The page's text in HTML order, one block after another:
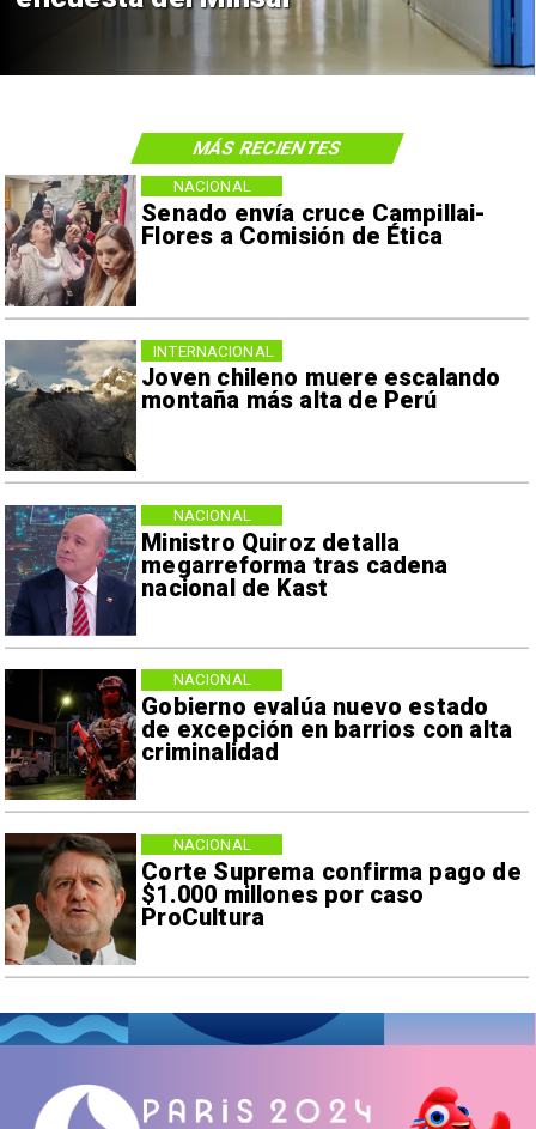
Senado envía cruce Campillai-
Flores a Comisión de Ética
NACIONAL
Joven chileno muere escalando
montaña más alta de Perú
INTERNACIONAL
Ministro Quiroz detalla
megarreforma tras cadena
nacional de Kast
NACIONAL
Gobierno evalúa nuevo estado
de excepción en barrios con alta
criminalidad
NACIONAL
Corte Suprema confirma pago de
$1.000 millones por caso
ProCultura
NACIONAL
MÁS RECIENTES